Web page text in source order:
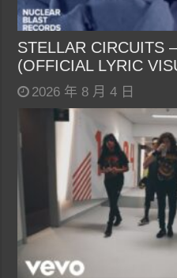
STELLAR CIRCUITS
(OFFICIAL LYRIC
2026 年 8 月 4 日